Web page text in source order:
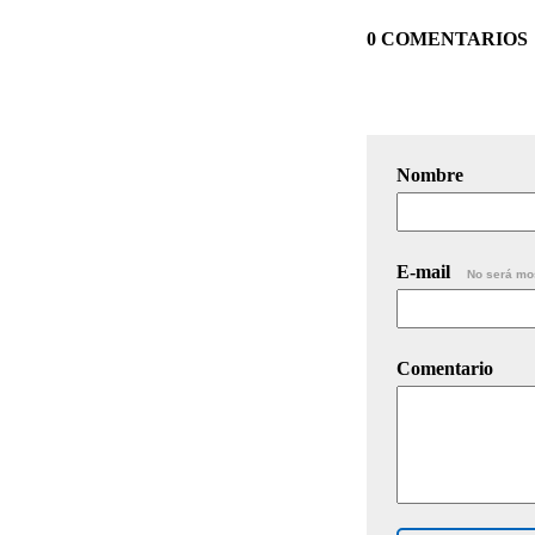
0 COMENTARIOS
Nombre
E-mail No será
Comentario